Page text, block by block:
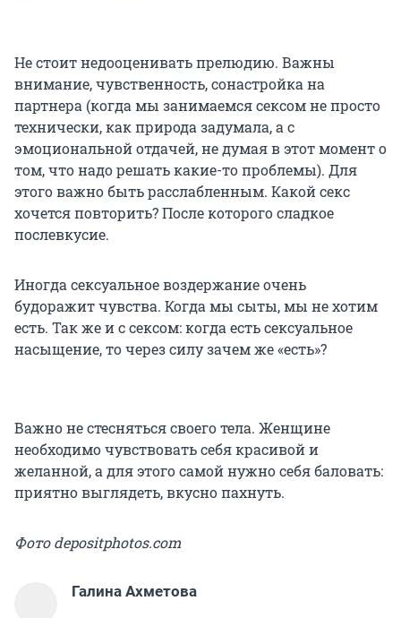
Не стоит недооценивать прелюдию. Важны
внимание, чувственность, сонастройка на
партнера (когда мы занимаемся сексом не просто
технически, как природа задумала, а с
эмоциональной отдачей, не думая в этот момент о
том, что надо решать какие-то проблемы). Для
этого важно быть расслабленным. Какой секс
хочется повторить? После которого сладкое
послевкусие.
Иногда сексуальное воздержание очень
будоражит чувства. Когда мы сыты, мы не хотим
есть. Так же и с сексом: когда есть сексуальное
насыщение, то через силу зачем же «есть»?
Важно не стесняться своего тела. Женщине
необходимо чувствовать себя красивой и
желанной, а для этого самой нужно себя баловать:
приятно выглядеть, вкусно пахнуть.
Фото depositphotos.com
Галина Ахметова